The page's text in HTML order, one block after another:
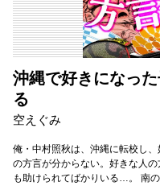
沖縄で好きになっ
る
空えぐみ
俺・中村照秋は、沖縄に転校し
の方言が分からない。好きな人
も助けられてばかりいる…。 南